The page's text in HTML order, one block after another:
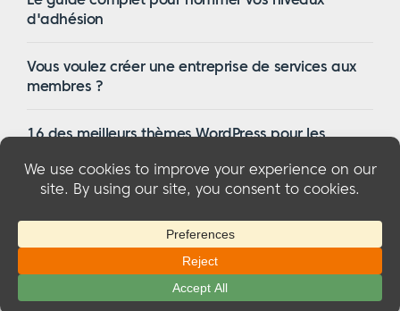
d'adhésion
Vous voulez créer une entreprise de services aux
membres ?
16 des meilleurs thèmes WordPress pour les
© 2026 MemberMouse, LLCPolitique de confidentialité
Conditions générales d'utilisation
Divulgation de la FTC